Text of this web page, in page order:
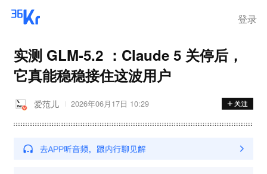
登录
实测 GLM-5.2 ：Claude 5 关停后，
它真能稳稳接住这波用户
爱范儿 2026年06月17日 10:29